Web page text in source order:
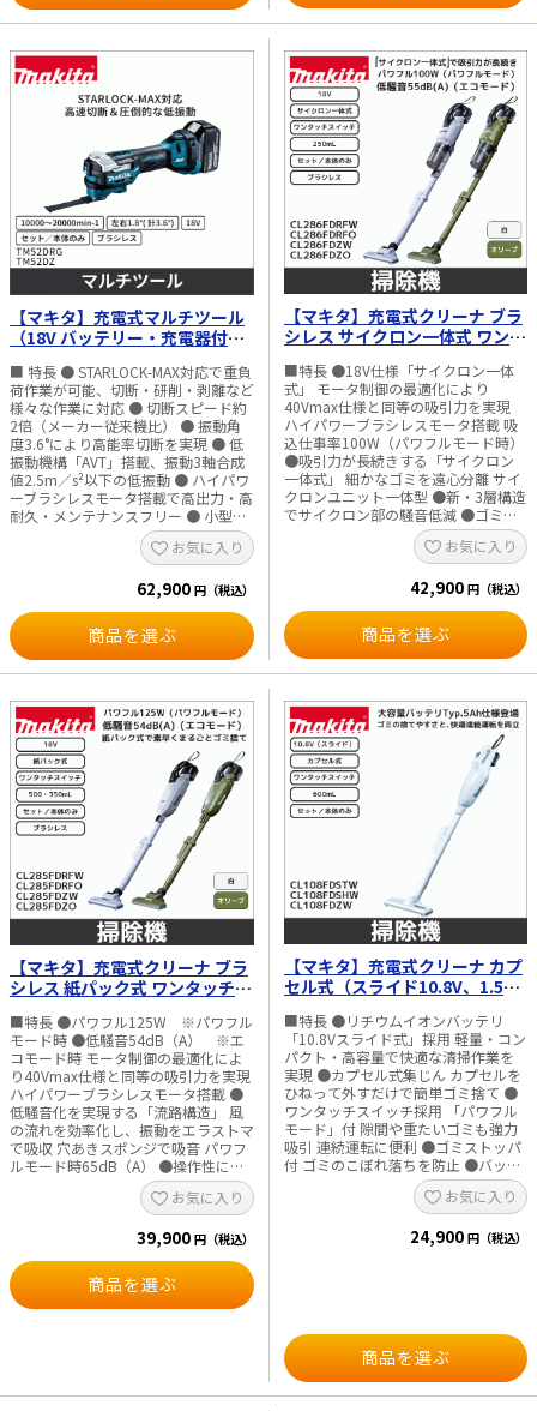
水や粉じんによる故障を防ぐものでは
ありません。
作業 ・狭所での切断作業 ■仕様 ・切
断能力（mm） パイプ：130 木材：
トローク数（min-1）：0～3,100 ・
ストローク（mm）：22 ・電源：直
流18V ・1充電作業量（目安） 木材
（2×10）：約110本 鋼管
（φ34×3mm）：約40本 ・モータ
ー：ブラシレス ・防じん、防水：ア
プト（APT） ・LEDライト：あり ・
適合可能バッテリー：BL1815N、
BL1820B、BL1830B、BL1850B、
BL1860B ※JR189DRGXには
BL1860Bが2個付属しています ・対応
充電器：DC18RC、DC18RD、
DC18RE、DC18RF、DC18SD、
DC18SF、DC18SH ※JR189DRGXに
はDC18RFが1台付属しています ・本
体寸法（mm）：長さ410×幅81×高
さ182 ・質量（kg）：2.5（バッテリ
含む） ※レシプロソーブレードは別
売です。 ※JR189DRGXのみ
BL1860B×2個、DC18RF×1台、プラ
スチックケースが1個付属していま
す。 ※切断能力は使用するブレード
により異なります。 ※質量はバッテ
リ装着時の値です。 ※防じん・防水
は水や粉じんによる故障を防ぐもので
はありません。
庭木のせん定や伐採作業 ・枝木のせ
ん定作業 ・雑木の切断作業 ・DIYや
ード（m／s）：8（480m／分） ・電
源：直流18V ・オイルタンク容量
（ml）：55 ・1充電作業量（目安）
ひば材φ50mm：約400本 ・モータ
ー：ブラシレス ・防じん、防水：ア
プト（APT） ・標準付属品：チェー
ンオイル、チェーンカバー ・適合バ
ッテリ：BL1815N、BL1820B、
BL1830B、BL1850B、BL1860B ・対
応充電器：DC18RC、DC18RD、
DC18RE、DC18RF、DC18SD、
DC18SF、DC18SH
【マキタ】充電式マルチツール
（18V バッテリー・充電器付／
TM52DZ
■ 特長 ● STARLOCK-MAX対応で重負
荷作業が可能、切断・研削・剥離など
様々な作業に対応 ● 切断スピード約
2倍（メーカー従来機比） ● 振動角
度3.6°により高能率切断を実現 ● 低
振動機構「AVT」搭載、振動3軸合成
値2.5m／s²以下の低振動 ● ハイパワ
ーブラシレスモータ搭載で高出力・高
耐久・メンテナンスフリー ● 小型・
軽量ボディ（グリップ周長169mm、
全長322mm、質量1.9kg）で優れた
取り回し性 ● 工具レスで簡単ブレー
ド交換可能 ● 工具取付け角度
360°（30°毎）で様々な作業に対応 ●
LEDライト（残照機能付）搭載で視認
性向上 ● 防滴・防じん「APT」設計
● 18Vバッテリは350モデル以上と共
通使用可能 ■ 用途 ・木材、石こうボ
作業（鉄筋、塩ビ管等） ・タイル目
地の削り取り作業 ・接着剤、シーリ
ング材の除去作業 ・研削、仕上げ作
業 ■ 仕様 ・振動数（min-1）：
10,000～20,000 ・振動角度：左右
1.8°（計3.6°） ・電源：直流18V ・1
充電作業量（目安）：SPF（厚さ
38mm） 約320カット ・モーター：
ハイパワーブラシレスモータ ・防じ
ん、防水：APT ・機能：AVT防振構
造、LEDライト付 ・標準付属品：カッ
トソーMAM001、サンディングパッ
ド、サンディングペーパー
（#60/#120/#240）、ツールボック
ス ・主な適合バッテリ：BL1815N、
BL1820B、BL1830B、BL1850B、
BL1860B ・主な適合充電器：
DC18RF ・本体寸法（mm）：長さ
322×幅95×高さ126 ・質量（kg）：
1.9（バッテリ含む、先端工具非装着
時） ※写真の先端工具類は別販売品
を含みます。 ※OIS仕様ブレードは使
用できません。 ※1充電作業量は参考
値であり、作業条件により異なりま
す。 ※質量はバッテリ含む、先端工
具非装着時の値です。 ※防じん・防
水は水や粉じんによる故障を防ぐもの
お気に入り
62,900 円（税込）
商品を選ぶ
【マキタ】充電式クリーナ ブラ
シレス サイクロン一体式 ワンタ
ー・充電器付／本体のみ） 白／
オリーブ CL286FDRF／
CL286FDZ
■特長 ●18V仕様「サイクロン一体
式」 モータ制御の最適化により
40Vmax仕様と同等の吸引力を実現
ハイパワーブラシレスモータ搭載 吸
込仕事率100W（パワフルモード時）
●吸引力が長続きする「サイクロン
一体式」 細かなゴミを遠心分離 サイ
クロンユニット一体型 ●新・3層構造
でサイクロン部の騒音低減 ●ゴミ捨
て簡単 集じん容量250ml ゴミの量が
一目で分かる ワンタッチで簡単取り
外し ●狭い場所でもラクラク届く サ
イクロンユニット上部配置 ●低騒音
化を実現する「流路構造」 パワフル
モード時66dB（A） ●操作性に優れ
たノズル じゅうたん等への引っかか
りを低減 スムーズな動き 吸引時の騒
音も低減 ●使いやすいワンタッチス
表示付 モードメモリ付 ●パイプロッ
クボタン付 ●フィルタ簡単固定 ●斜
めカットパイプ採用 ●高輝度LEDラ
イト付 ●フィルタ誤取付防止構造
●18Vバッテリは豊富な互換性 イン
パクトドライバ、マルノコ、草刈
機、チェンソー、保冷温庫などに共
清掃 ・棚や家具の隙間の清掃 ・ソフ
ァなど狭い場所の清掃 ・作業現場の
清掃 ■仕様 ・集じん方法：サイクロ
ン一体式 ・スイッチ：ワンタッチス
イッチ ・吸込仕事率（W） パワフ
ル：100 強：60 標準：35 エコ：15
・電源（V）：直流18 ・1充電使用量
（目安） パワフル：約8分 強：約15
分 標準：約21分 エコ：約38分 ・騒
音値（dB（A）） パワフル：66 強：
62 標準：60 エコ：55 ・使用可能バ
ッテリ：BL1815N、BL1820B、
BL1830B、BL1850B、BL1860B ・標
準付属品：ノズル、ストレートパイ
プ、サッシ（すきま）ノズル、高機
能フィルタEX、バッテリー
BL1830B（CL286FDRFW、
CL286FDRFOのみ）、充電器
DC18RF（CL286FDRFW、
CL286FDRFOのみ） ・本体寸法
（mm）：長さ1106×幅113×高さ
177（ノズル、パイプ付） ・質量
（kg）：1.7（バッテリ含む、ノズ
て異なります。 ※騒音値はEN62841-
1準拠しています。 ※一部写真で
40Vmaxモデルを使用しています。
お気に入り
42,900 円（税込）
商品を選ぶ
【マキタ】充電式クリーナ ブラ
シレス 紙パック式 ワンタッチス
器付／本体のみ） 白／オリーブ
CL285FDRF／CL285FDZ
■特長 ●パワフル125W ※パワフル
モード時 ●低騒音54dB（A） ※エ
コモード時 モータ制御の最適化によ
り40Vmax仕様と同等の吸引力を実現
ハイパワーブラシレスモータ搭載 ●
低騒音化を実現する「流路構造」 風
の流れを効率化し、振動をエラストマ
で吸収 穴あきスポンジで吸音 パワフ
ルモード時65dB（A） ●操作性に優
れたノズル ノズル可動部の中心を後
タイヤ軸上に配置し、じゅうたん等へ
の引っかかりを低減 吸引時の騒音も
低減 ●使いやすくなったワンタッチ
能 LED表示付 スタート前にモード切
替可能 前回OFF時のモードから再開で
きるモードメモリ付 ●手軽にゴミ捨
も対応 ●パイプロックボタン付 パイ
お気に入り
39,900 円（税込）
商品を選ぶ
【マキタ】充電式クリーナ カプ
セル式（スライド10.8V、1.5Ah
／本体のみ） CL108FDSTW／
CL108FDSHW／CL108FDZW
■特長 ●リチウムイオンバッテリ
「10.8Vスライド式」採用 軽量・コン
パクト・高容量で快適な清掃作業を
実現 ●カプセル式集じん カプセルを
ひねって外すだけで簡単ゴミ捨て ●
ワンタッチスイッチ採用 「パワフル
モード」付 隙間や重たいゴミも強力
吸引 連続運転に便利 ●ゴミストッパ
付 ゴミのこぼれ落ちを防止 ●バッテ
リ切れお知らせ機能付LEDライト
※BL1015除く 薄暗い場所等の清掃に
便利 バッテリ容量低下時は点滅して
お知らせ ●奥の奥まで届き､真っすぐ
ンパクトドライバ、ジグソー、草刈
機、スマートフォン充電、空気入れ
など100モデル以上に共通使用可能
■用途 ・フローリングやカーペット
お気に入り
24,900 円（税込）
商品を選ぶ